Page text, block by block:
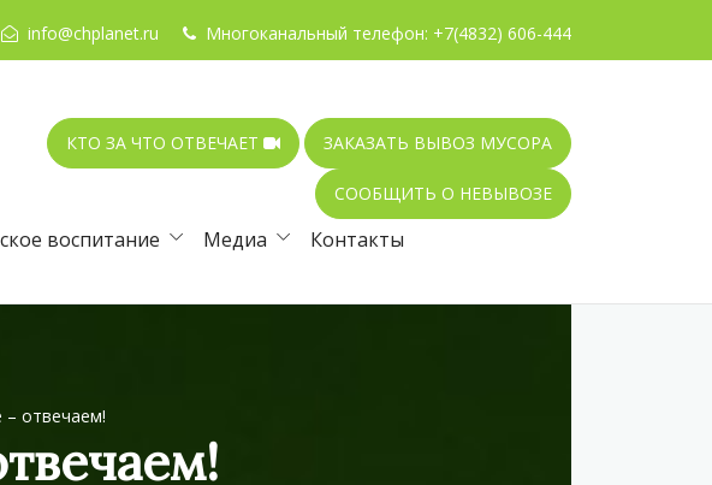
info@chplanet.ru Многоканальный телефон: +7(4832) 606-444
КТО ЗА ЧТО ОТВЕЧАЕТ ЗАКАЗАТЬ ВЫВОЗ МУСОРА
СООБЩИТЬ О НЕВЫВОЗЕ
воспитание Медиа
Контакты
отвечаем!